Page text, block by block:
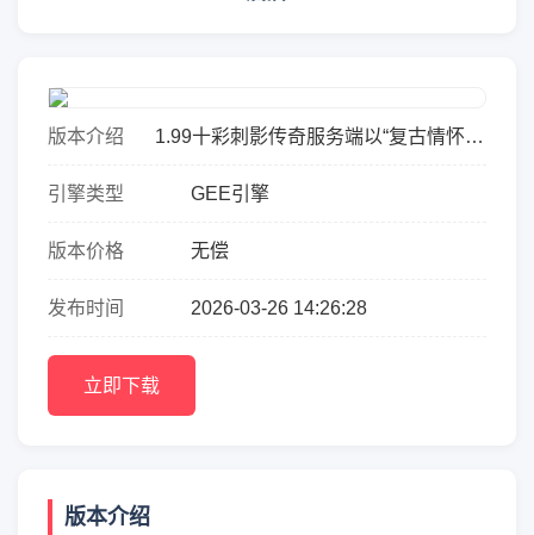
版本介绍
1.99十彩刺影传奇服务端以“复古情怀为
1.76-1.99经典元素的基础上，通过四大
引擎类型 GEE引擎
版本价格 无偿
发布时间 2026-03-26 14:26:28
立即下载
版本介绍